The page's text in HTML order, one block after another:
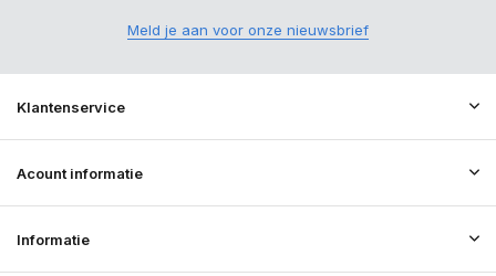
Meld je aan voor onze nieuwsbrief
Klantenservice
Acount informatie
Informatie